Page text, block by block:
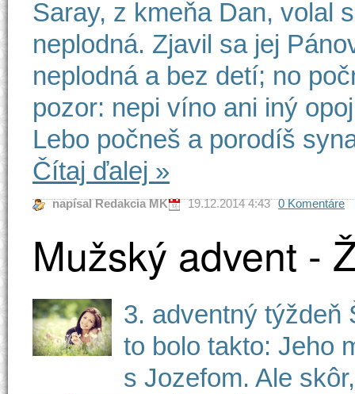
Saray, z kmeňa Dan, volal
neplodná. Zjavil sa jej
neplodná a bez detí; no
pozor: nepi víno ani iný
Lebo počneš a porodíš
Čítaj ďalej »
napísal Redakcia MK 19.12.2014 4:43 0 Komentáre
Mužský advent -
3. adventný týždeň
to bolo takto: Jeho
s Jozefom. Ale